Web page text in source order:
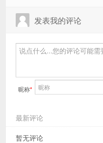
发表我的评论
昵称*
最新评论
暂无评论